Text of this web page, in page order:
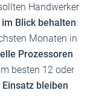
Handwerker
Blick behalten:
Monaten in
Prozessoren
besten 12 oder
bleiben